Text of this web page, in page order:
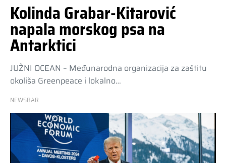
Kolinda Grabar-Kitarović
napala morskog psa na
Antarktici
JUŽNI OCEAN – Međunarodna organizacija za zaštitu
okoliša Greenpeace i lokalno…
NEWSBAR